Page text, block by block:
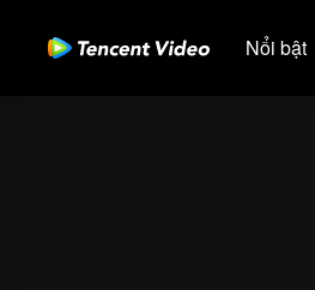
Nổi bật